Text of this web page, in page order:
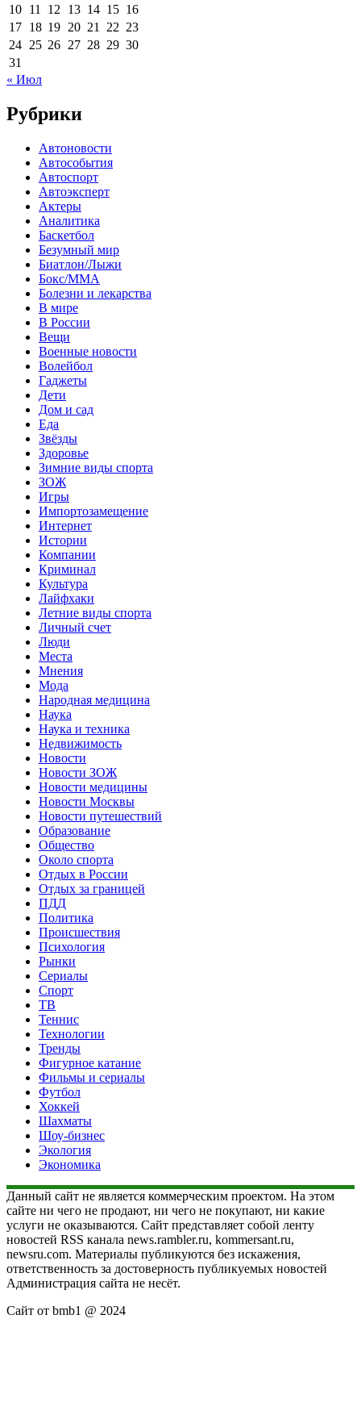
10 11 12 13 14 15 16
17 18 19 20 21 22 23
24 25 26 27 28 29 30
31
« Июл
Рубрики
Автоновости
Автособытия
Автоспорт
Автоэксперт
Актеры
Аналитика
Баскетбол
Безумный мир
Биатлон/Лыжи
Бокс/MMA
Болезни и лекарства
В мире
В России
Вещи
Военные новости
Волейбол
Гаджеты
Дети
Дом и сад
Еда
Звёзды
Здоровье
Зимние виды спорта
ЗОЖ
Игры
Импортозамещение
Интернет
Истории
Компании
Криминал
Культура
Лайфхаки
Летние виды спорта
Личный счет
Люди
Места
Мнения
Мода
Народная медицина
Наука
Наука и техника
Недвижимость
Новости
Новости ЗОЖ
Новости медицины
Новости Москвы
Новости путешествий
Образование
Общество
Около спорта
Отдых в России
Отдых за границей
ПДД
Политика
Происшествия
Психология
Рынки
Сериалы
Спорт
ТВ
Теннис
Технологии
Тренды
Фигурное катание
Фильмы и сериалы
Футбол
Хоккей
Шахматы
Шоу-бизнес
Экология
Экономика
Данный сайт не является коммерческим проектом. На этом
сайте ни чего не продают, ни чего не покупают, ни какие
услуги не оказываются. Сайт представляет собой ленту
новостей RSS канала news.rambler.ru, kommersant.ru,
newsru.com. Материалы публикуются без искажения,
ответственность за достоверность публикуемых новостей
Администрация сайта не несёт.
Сайт от bmb1 @ 2024